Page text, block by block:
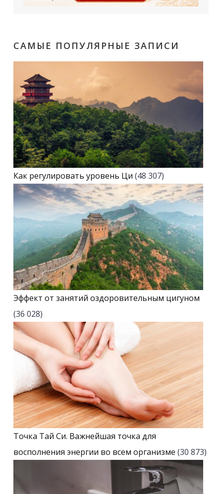
САМЫЕ ПОПУЛЯРНЫЕ ЗАПИСИ
Как регулировать уровень Ци (48 307)
Эффект от занятий оздоровительным цигуном
(36 028)
Точка Тай Си. Важнейшая точка для
восполнения энергии во всем организме (30 873)